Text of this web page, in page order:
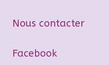
Nous contacter
Facebook